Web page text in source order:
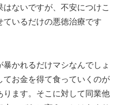
ないですが、不安につけこ
いるだけの悪徳治療です
かれるだけマシなんでしょ
てお金を得て食っていくのが
ます。そこに対して同業他